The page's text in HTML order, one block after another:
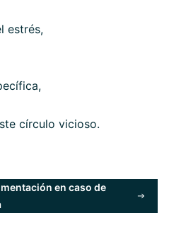
estrés,
círculo vicioso.
en caso de